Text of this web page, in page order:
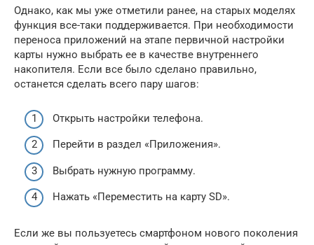
Однако, как мы уже отметили ранее, на старых моделях
функция все-таки поддерживается. При необходимости
переноса приложений на этапе первичной настройки
карты нужно выбрать ее в качестве внутреннего
накопителя. Если все было сделано правильно,
останется сделать всего пару шагов:
Открыть настройки телефона.
Перейти в раздел «Приложения».
Выбрать нужную программу.
Нажать «Переместить на карту SD».
Если же вы пользуетесь смартфоном нового поколения